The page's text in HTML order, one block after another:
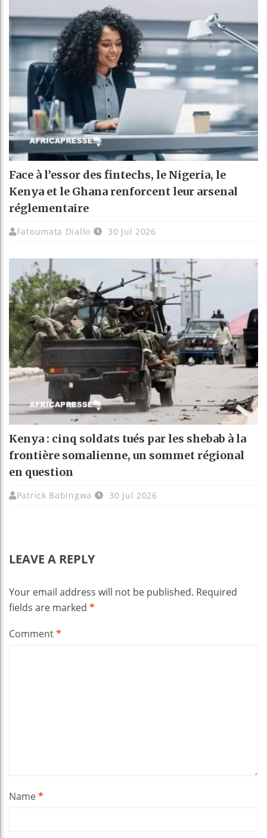
Face à l’essor des fintechs, le Nigeria, le
Kenya et le Ghana renforcent leur arsenal
réglementaire
Fatoumata Diallo 30 Jul 2026
Kenya : cinq soldats tués par les shebab à la
frontière somalienne, un sommet régional
en question
Patrick Babingwa 30 Jul 2026
LEAVE A REPLY
Your email address will not be published. Required
fields are marked *
Comment*
Name*